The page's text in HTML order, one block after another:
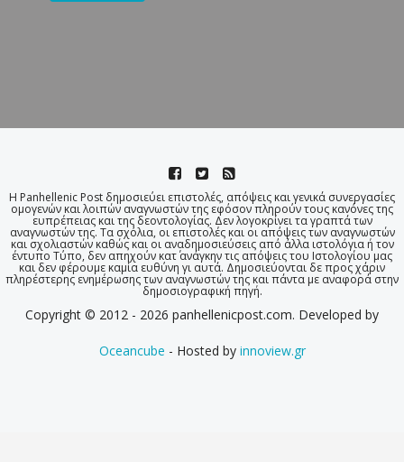
Η Panhellenic Post δημοσιεύει επιστολές, απόψεις και γενικά συνεργασίες
ομογενών και λοιπών αναγνωστών της εφόσον πληρούν τους κανόνες της
ευπρέπειας και της δεοντολογίας. Δεν λογοκρίνει τα γραπτά των
αναγνωστών της. Τα σχόλια, οι επιστολές και οι απόψεις των αναγνωστών
και σχολιαστών καθώς και οι αναδημοσιεύσεις από άλλα ιστολόγια ή τον
έντυπο Τύπο, δεν απηχούν κατ΄ ανάγκην τις απόψεις του Ιστολογίου μας
και δεν φέρουμε καμία ευθύνη γι αυτά. Δημοσιεύονται δε προς χάριν
πληρέστερης ενημέρωσης των αναγνωστών της και πάντα με αναφορά στην
δημοσιογραφική πηγή.
Copyright © 2012 - 2026 panhellenicpost.com. Developed by
Oceancube - Hosted by innoview.gr